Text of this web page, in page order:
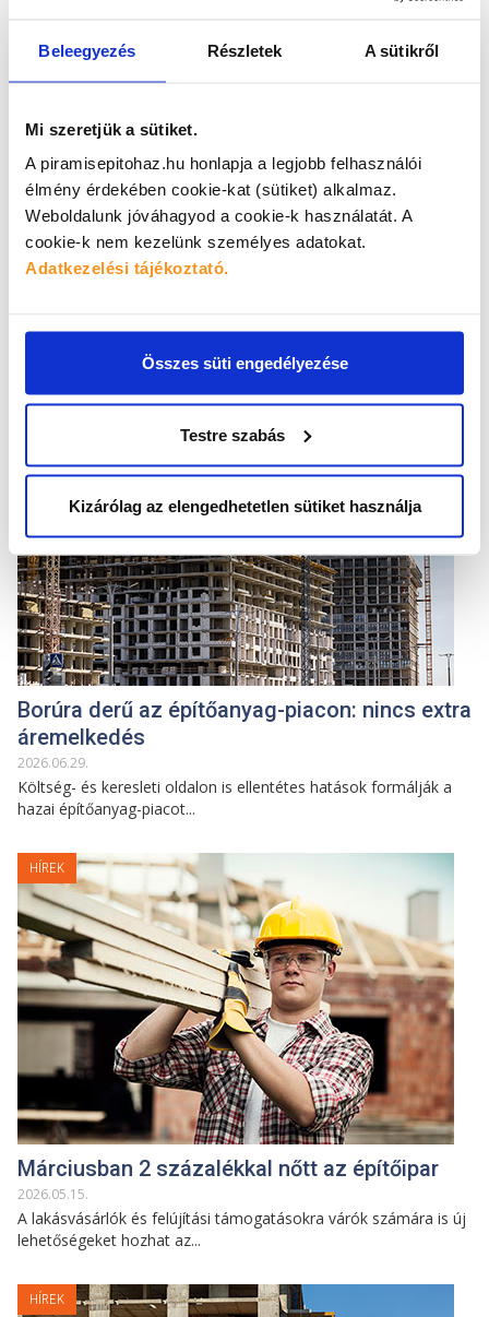
Beleegyezés Részletek A sütikről
Mi szeretjük a sütiket.
A piramisepitohaz.hu honlapja a legjobb felhasználói
élmény érdekében cookie-kat (sütiket) alkalmaz.
Weboldalunk jóváhagyod a cookie-k használatát. A
cookie-k nem kezelünk személyes adatokat.
Adatkezelési tájékoztató.
Összes süti engedélyezése
Testre szabás
Kizárólag az elengedhetetlen sütiket használja
A Piramis ergonomikus munkahely lett
A GINOP Plusz 3.2.5-24 pályázat keretében vállalatunk komplex
munkavédelmi fejlesztést..
HÍREK
Borúra derű az építőanyag-piacon: nincs extra
áremelkedés
2026.06.29.
Költség- és keresleti oldalon is ellentétes hatások formálják a
hazai építőanyag-piacot...
HÍREK
Márciusban 2 százalékkal nőtt az építőipar
2026.05.15.
A lakásvásárlók és felújítási támogatásokra várók számára is új
lehetőségeket hozhat az...
HÍREK